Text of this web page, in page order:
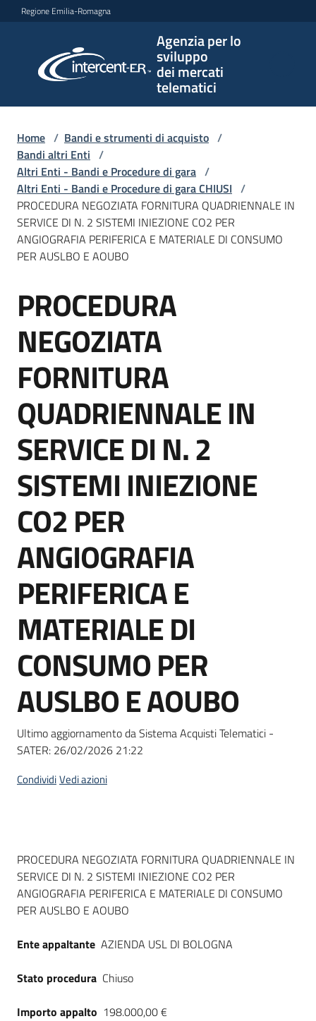
Vai al contenuto
Vai alla navigazione
Vai al footer
Regione Emilia-Romagna
Agenzia per lo
sviluppo
dei mercati
telematici
per lo
sviluppo
telematici
L'Agenzia
Bandi
strumenti
di
Supporto
Piattaforme
telematiche
English
site
Seguici
su
Home / Bandi e strumenti di acquisto /
Bandi altri Enti /
Altri Enti - Bandi e Procedure di gara /
Altri Enti - Bandi e Procedure di gara CHIUSI /
PROCEDURA NEGOZIATA FORNITURA QUADRIENNALE IN
SERVICE DI N. 2 SISTEMI INIEZIONE CO2 PER
ANGIOGRAFIA PERIFERICA E MATERIALE DI CONSUMO
PER AUSLBO E AOUBO
Salta al contenuto
PROCEDURA
NEGOZIATA
FORNITURA
QUADRIENNALE IN
SERVICE DI N. 2
SISTEMI INIEZIONE
CO2 PER
ANGIOGRAFIA
PERIFERICA E
MATERIALE DI
CONSUMO PER
AUSLBO E AOUBO
Ultimo aggiornamento da Sistema Acquisti Telematici -
SATER: 26/02/2026 21:22
CondividiVedi azioni
Dati del bando
PROCEDURA NEGOZIATA FORNITURA QUADRIENNALE IN
SERVICE DI N. 2 SISTEMI INIEZIONE CO2 PER
ANGIOGRAFIA PERIFERICA E MATERIALE DI CONSUMO
PER AUSLBO E AOUBO
Ente appaltante AZIENDA USL DI BOLOGNA
Stato procedura Chiuso
Importo appalto 198.000,00 €